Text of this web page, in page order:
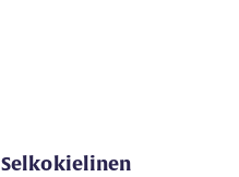
Selkokielinen